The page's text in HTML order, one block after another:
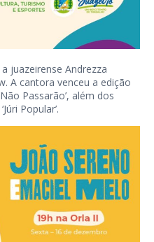
juazeirense Andrezza
A cantora venceu a edição
Passarão’, além dos
Popular’.